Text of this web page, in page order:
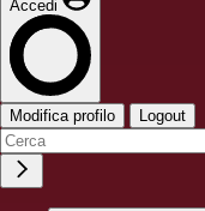
Accedi
Modifica profilo Logout